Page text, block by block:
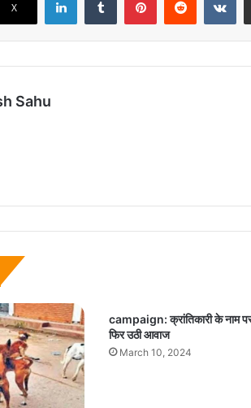
X
Sahu
campaign: क्रांतिकारी के नाम पर
फिर उठी आवाज
March 10, 2024